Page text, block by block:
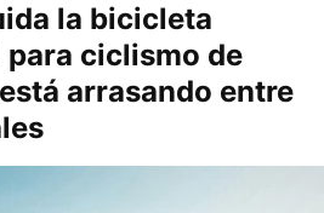
la bicicleta
ciclismo de
arrasando entre